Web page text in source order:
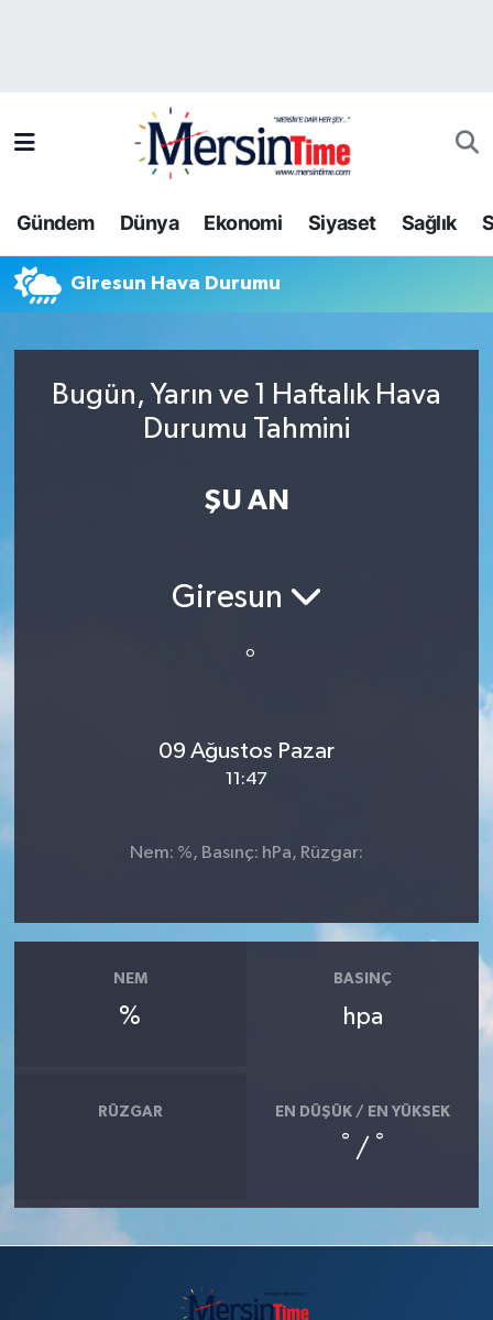
Gündem Dünya Ekonomi Siyaset Sağlık
Giresun Hava Durumu
Bugün, Yarın ve 1 Haftalık Hava
Durumu Tahmini
ŞU AN
Giresun
°
09 Ağustos Pazar
11:47
Nem: %, Basınç: hPa, Rüzgar:
NEM
%
BASINÇ
hpa
RÜZGAR EN DÜŞÜK / EN YÜKSEK
° / °
Bilim-Teknoloji
Dünya
Trafik Durumu
Tüm Manşetler